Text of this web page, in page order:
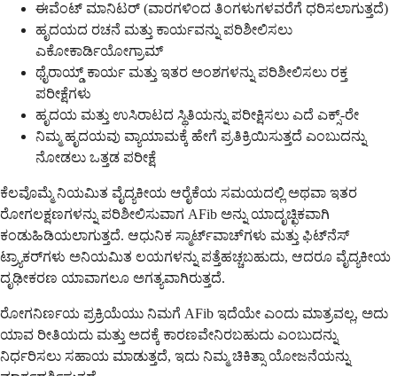
ಈವೆಂಟ್ ಮಾನಿಟರ್ (ವಾರಗಳಿಂದ ತಿಂಗಳುಗಳವರೆಗೆ ಧರಿಸಲಾಗುತ್ತದೆ)
ಹೃದಯದ ರಚನೆ ಮತ್ತು ಕಾರ್ಯವನ್ನು ಪರಿಶೀಲಿಸಲು
ಎಕೋಕಾರ್ಡಿಯೋಗ್ರಾಮ್
ಥೈರಾಯ್ಡ್ ಕಾರ್ಯ ಮತ್ತು ಇತರ ಅಂಶಗಳನ್ನು ಪರಿಶೀಲಿಸಲು ರಕ್ತ
ಪರೀಕ್ಷೆಗಳು
ಹೃದಯ ಮತ್ತು ಉಸಿರಾಟದ ಸ್ಥಿತಿಯನ್ನು ಪರೀಕ್ಷಿಸಲು ಎದೆ ಎಕ್ಸ್-ರೇ
ನಿಮ್ಮ ಹೃದಯವು ವ್ಯಾಯಾಮಕ್ಕೆ ಹೇಗೆ ಪ್ರತಿಕ್ರಿಯಿಸುತ್ತದೆ ಎಂಬುದನ್ನು
ನೋಡಲು ಒತ್ತಡ ಪರೀಕ್ಷೆ
ಕೆಲವೊಮ್ಮೆ ನಿಯಮಿತ ವೈದ್ಯಕೀಯ ಆರೈಕೆಯ ಸಮಯದಲ್ಲಿ ಅಥವಾ ಇತರ
ರೋಗಲಕ್ಷಣಗಳನ್ನು ಪರಿಶೀಲಿಸುವಾಗ AFib ಅನ್ನು ಯಾದೃಚ್ಛಿಕವಾಗಿ
ಕಂಡುಹಿಡಿಯಲಾಗುತ್ತದೆ. ಆಧುನಿಕ ಸ್ಮಾರ್ಟ್‌ವಾಚ್‌ಗಳು ಮತ್ತು ಫಿಟ್‌ನೆಸ್
ಟ್ರ್ಯಾಕರ್‌ಗಳು ಅನಿಯಮಿತ ಲಯಗಳನ್ನು ಪತ್ತೆಹಚ್ಚಬಹುದು, ಆದರೂ ವೈದ್ಯಕೀಯ
ದೃಢೀಕರಣ ಯಾವಾಗಲೂ ಅಗತ್ಯವಾಗಿರುತ್ತದೆ.
ರೋಗನಿರ್ಣಯ ಪ್ರಕ್ರಿಯೆಯು ನಿಮಗೆ AFib ಇದೆಯೇ ಎಂದು ಮಾತ್ರವಲ್ಲ, ಅದು
ಯಾವ ರೀತಿಯದು ಮತ್ತು ಅದಕ್ಕೆ ಕಾರಣವೇನಿರಬಹುದು ಎಂಬುದನ್ನು
ನಿರ್ಧರಿಸಲು ಸಹಾಯ ಮಾಡುತ್ತದೆ, ಇದು ನಿಮ್ಮ ಚಿಕಿತ್ಸಾ ಯೋಜನೆಯನ್ನು